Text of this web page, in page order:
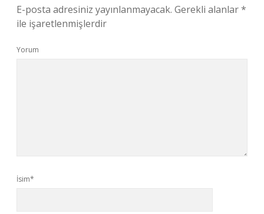
E-posta adresiniz yayınlanmayacak. Gerekli alanlar*
ile işaretlenmişlerdir
Yorum
İsim*